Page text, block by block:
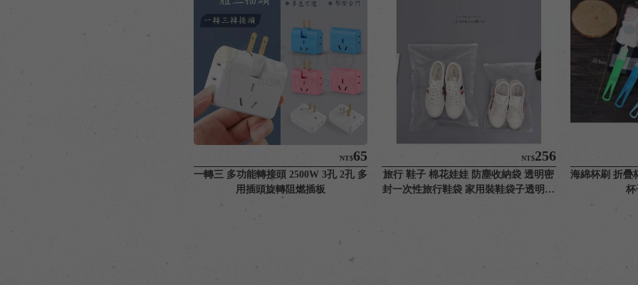
NT$65
一轉三 多功能轉接頭 2500W 3孔 2孔 多
用插頭旋轉阻燃插板
NT$256
旅行 鞋子 棉花娃娃 防塵收納袋 透明密
封一次性旅行鞋袋 家用裝鞋袋子透明鞋
海綿杯刷 折疊
杯